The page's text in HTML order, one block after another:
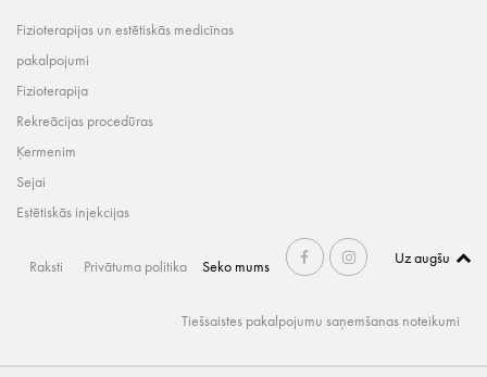
Fizioterapijas un estētiskās medicīnas
pakalpojumi
Fizioterapija
Rekreācijas procedūras
Ķermenim
Sejai
Estētiskās injekcijas
Raksti Privātuma politika Seko mums Uz augšu
Tiešsaistes pakalpojumu saņemšanas noteikumi